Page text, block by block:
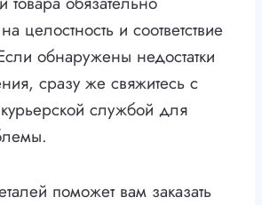
целостность и соответствие
обнаружены недостатки
сразу же свяжитесь с
службой для
поможет вам заказать